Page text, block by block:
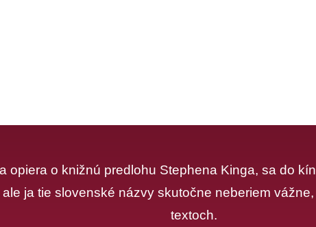
opiera o knižnú predlohu Stephena Kinga, sa do
ja tie slovenské názvy skutočne neberiem
textoch.